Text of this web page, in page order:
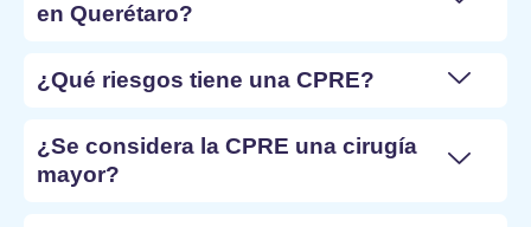
en Querétaro?
¿Qué riesgos tiene una CPRE?
¿Se considera la CPRE una cirugía
mayor?